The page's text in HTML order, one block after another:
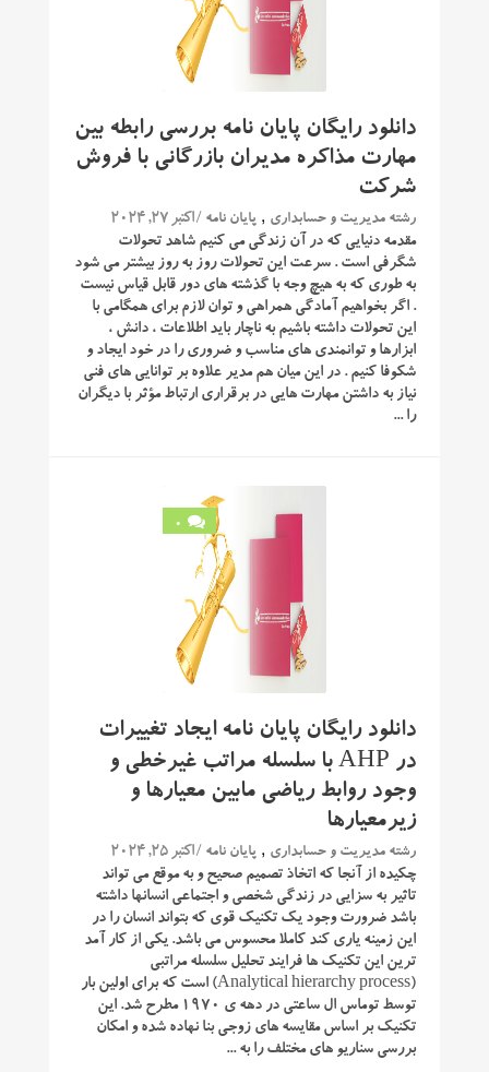
دانلود رایگان پایان نامه بررسی رابطه بین
مهارت مذاکره مدیران بازرگانی با فروش
شرکت
رشته مدیریت و حسابداری , پایان نامه / اکتبر 27, 2024
مقدمه دنیایی که در آن زندگی می کنیم شاهد تحولات
شگرفی است . سرعت این تحولات روز به روز بیشتر می شود
به طوری که به هیچ وجه با گذشته های دور قابل قیاس نیست
. اگر بخواهیم آمادگی همراهی و توان لازم برای همگامی با
این تحولات داشته باشیم به ناچار باید اطلاعات ، دانش ،
ابزارها و توانمندی های مناسب و ضروری را در خود ایجاد و
شکوفا کنیم . در این میان هم مدیر علاوه بر توانایی های فنی
نیاز به داشتن مهارت هایی در برقراری ارتباط مؤثر با دیگران
را ...
0
دانلود رایگان پایان نامه ایجاد تغییرات
در AHP با سلسله مراتب غیرخطی و
وجود روابط ریاضی مابین معیارها و
زیرمعیارها
رشته مدیریت و حسابداری , پایان نامه / اکتبر 25, 2024
چکیده از آنجا که اتخاذ تصمیم صحیح و به موقع می تواند
تاثیر به سزایی در زندگی شخصی و اجتماعی انسانها داشته
باشد ضرورت وجود یک تکنیک قوی که بتواند انسان را در
این زمینه یاری کند کاملا محسوس می باشد. یکی از کار آمد
ترین این تکنیک ها فرایند تحلیل سلسله مراتبی
(Analytical hierarchy process) است که برای اولین بار
توسط توماس ال ساعتی در دهه ی ۱۹۷۰ مطرح شد. این
تکنیک بر اساس مقایسه های زوجی بنا نهاده شده و امکان
بررسی سناریو های مختلف را به ...